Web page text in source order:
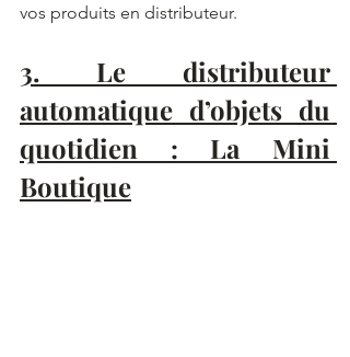
vos produits en distributeur.
3. Le distributeur
automatique d’objets du
quotidien : La Mini
Boutique